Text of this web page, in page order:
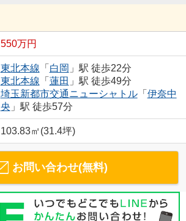
550万円
東北本線 「 白岡 」駅 徒歩22分
東北本線 「 蓮田 」駅 徒歩49分
埼玉新都市交通ニューシャトル「 伊奈中
央 」駅 徒歩57分
103.83㎡(31.4坪)
お問い合わせ(無料)